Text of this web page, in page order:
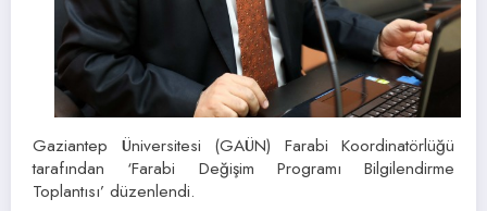
Gaziantep Üniversitesi (GAÜN) Farabi Koordinatörlüğü
tarafından ‘Farabi Değişim Programı Bilgilendirme
Toplantısı’ düzenlendi.